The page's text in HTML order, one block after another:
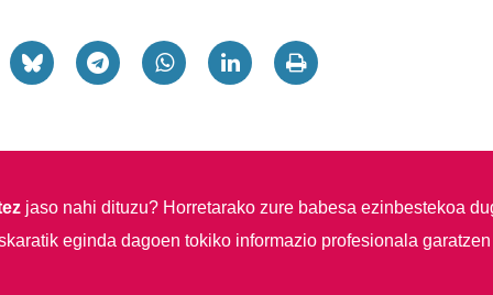
jaso nahi dituzu? Horretarako zure babesa ezinbestekoa
eginda dagoen tokiko informazio profesionala